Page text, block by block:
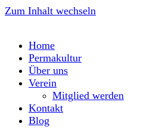
Zum Inhalt wechseln
Home
Permakultur
Über uns
Verein
Mitglied werden
Kontakt
Blog